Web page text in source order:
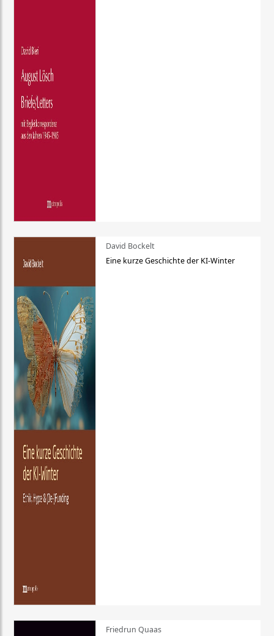
David Bockelt
Eine kurze Geschichte der KI-Winter
Friedrun Quaas